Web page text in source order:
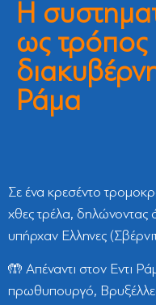
Η
ως τρόπος
Ράμα
Σε ένα κρεσέντο
χθες τρέλα, δηλώνοντας
υπήρχαν Ελληνες
🤲 Απέναντι στον Εντι
πρωθυπουργό,